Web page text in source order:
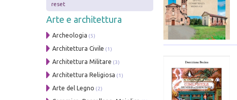
reset
Arte e architettura
Archeologia (5)
Architettura Civile (1)
Architettura Militare (3)
Architettura Religiosa (1)
Arte del Legno (2)